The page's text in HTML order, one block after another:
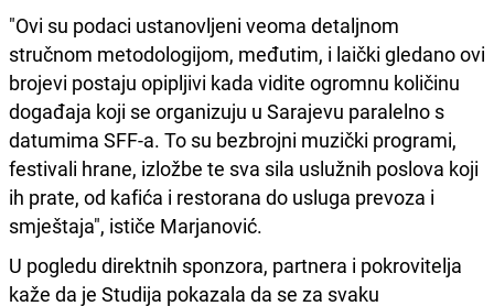
"Ovi su podaci ustanovljeni veoma detaljnom
stručnom metodologijom, međutim, i laički gledano ovi
brojevi postaju opipljivi kada vidite ogromnu količinu
događaja koji se organizuju u Sarajevu paralelno s
datumima SFF-a. To su bezbrojni muzički programi,
festivali hrane, izložbe te sva sila uslužnih poslova koji
ih prate, od kafića i restorana do usluga prevoza i
smještaja", ističe Marjanović.
U pogledu direktnih sponzora, partnera i pokrovitelja
kaže da je Studija pokazala da se za svaku